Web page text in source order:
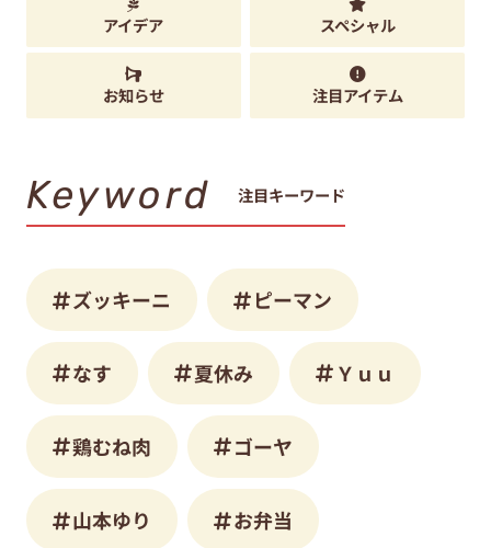
アイデア スペシャル
お知らせ 注目アイテム
Keyword 注目キーワード
ズッキーニ ピーマン
なす 夏休み Ｙｕｕ
鶏むね肉 ゴーヤ
山本ゆり お弁当